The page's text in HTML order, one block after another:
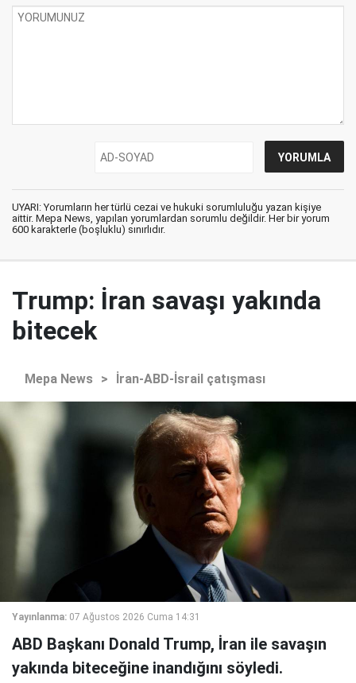
UYARI: Yorumların her türlü cezai ve hukuki sorumluluğu yazan kişiye
aittir. Mepa News, yapılan yorumlardan sorumlu değildir. Her bir yorum
600 karakterle (boşluklu) sınırlıdır.
Trump: İran savaşı yakında
bitecek
Mepa News > İran-ABD-İsrail çatışması
Yayınlanma: 07 Ağustos 2026 Cuma 14:31
ABD Başkanı Donald Trump, İran ile savaşın
yakında biteceğine inandığını söyledi.